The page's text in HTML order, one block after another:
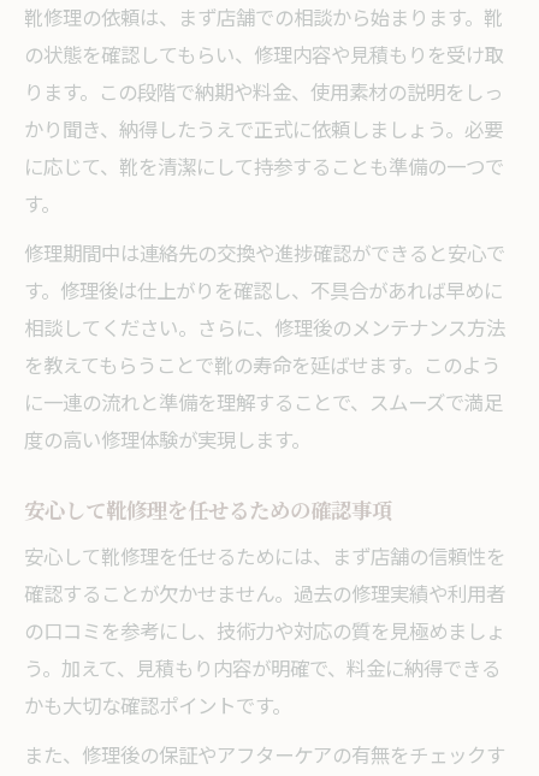
靴修理の依頼は、まず店舗での相談から始まります。靴
の状態を確認してもらい、修理内容や見積もりを受け取
ります。この段階で納期や料金、使用素材の説明をしっ
かり聞き、納得したうえで正式に依頼しましょう。必要
に応じて、靴を清潔にして持参することも準備の一つで
す。
修理期間中は連絡先の交換や進捗確認ができると安心で
す。修理後は仕上がりを確認し、不具合があれば早めに
相談してください。さらに、修理後のメンテナンス方法
を教えてもらうことで靴の寿命を延ばせます。このよう
に一連の流れと準備を理解することで、スムーズで満足
度の高い修理体験が実現します。
安心して靴修理を任せるための確認事項
安心して靴修理を任せるためには、まず店舗の信頼性を
確認することが欠かせません。過去の修理実績や利用者
の口コミを参考にし、技術力や対応の質を見極めましょ
う。加えて、見積もり内容が明確で、料金に納得できる
かも大切な確認ポイントです。
また、修理後の保証やアフターケアの有無をチェックす